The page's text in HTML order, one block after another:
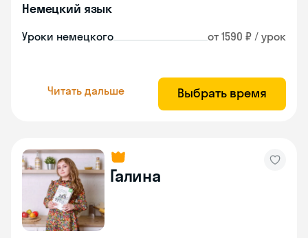
Немецкий язык
Уроки немецкого от 1590 ₽ / урок
Читать дальше Выбрать время
Галина